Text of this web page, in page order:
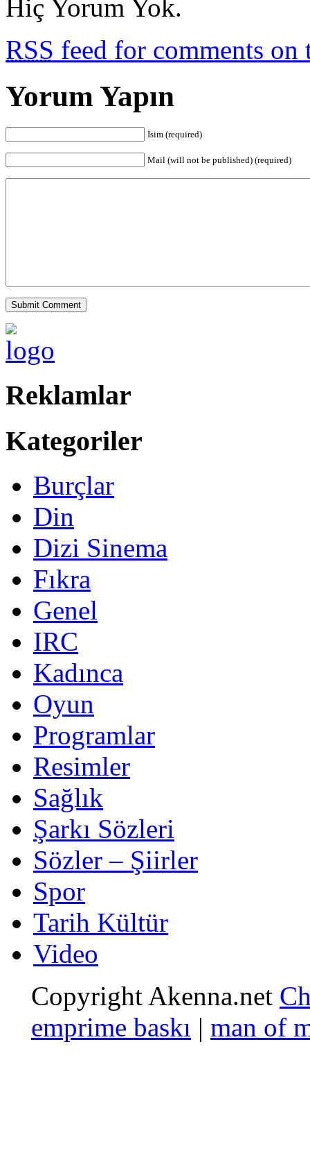
Hiç Yorum Yok.
RSS feed for comments on
Yorum Yapın
İsim (required)
Mail (will not be published) (required)
Reklamlar
Kategoriler
Burçlar
Din
Dizi Sinema
Fıkra
Genel
IRC
Kadınca
Oyun
Programlar
Resimler
Sağlık
Şarkı Sözleri
Sözler – Şiirler
Spor
Tarih Kültür
Video
Copyright Akenna.net
emprime baskı | man of